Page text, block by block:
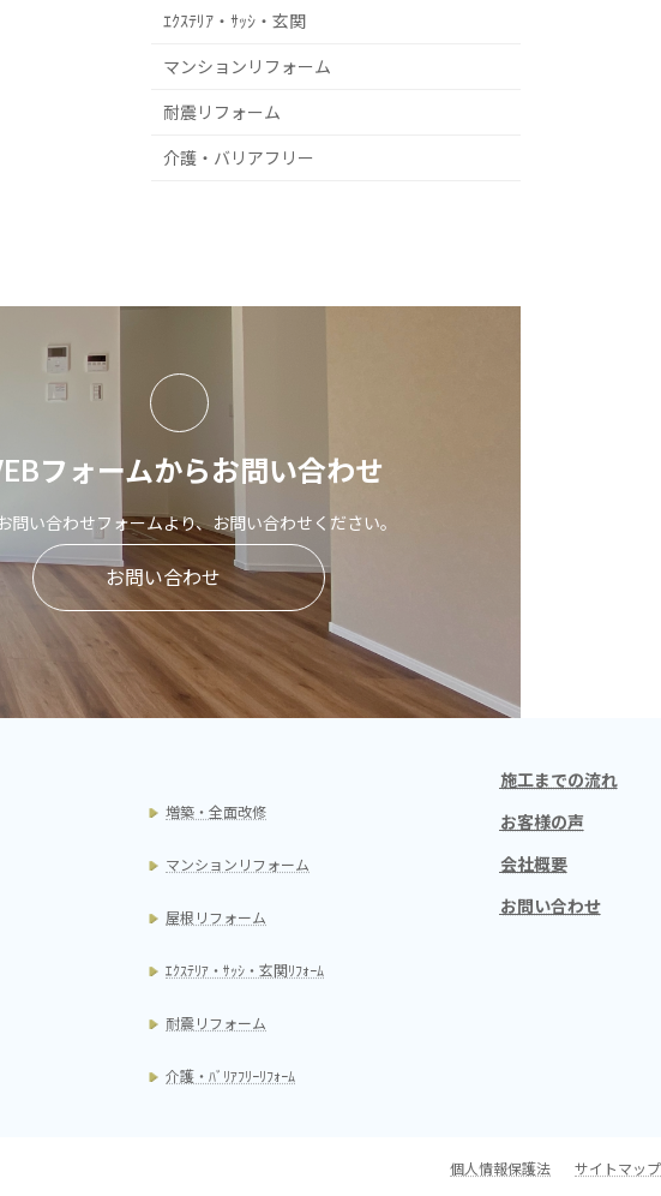
ｴｸｽﾃﾘｱ・ｻｯｼ・玄関
マンションリフォーム
耐震リフォーム
介護・バリアフリー
フォームからお問い合わせ
問い合わせフォームより、お問い合わせください。
お問い合わせ
増築・全面改修
マンションリフォーム
屋根リフォーム
ｴｸｽﾃﾘｱ・ｻｯｼ・玄関ﾘﾌｫｰﾑ
耐震リフォーム
介護・ﾊﾞﾘｱﾌﾘｰﾘﾌｫｰﾑ
施工までの流れ
お客様の声
会社概要
お問い合わせ
個人情報保護法 サイトマップ